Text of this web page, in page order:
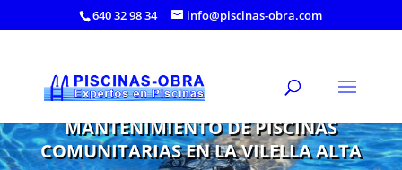
640 32 98 34 info@piscinas-obra.com
MANTENIMIENTO DE PISCINAS
COMUNITARIAS EN LA VILELLA ALTA